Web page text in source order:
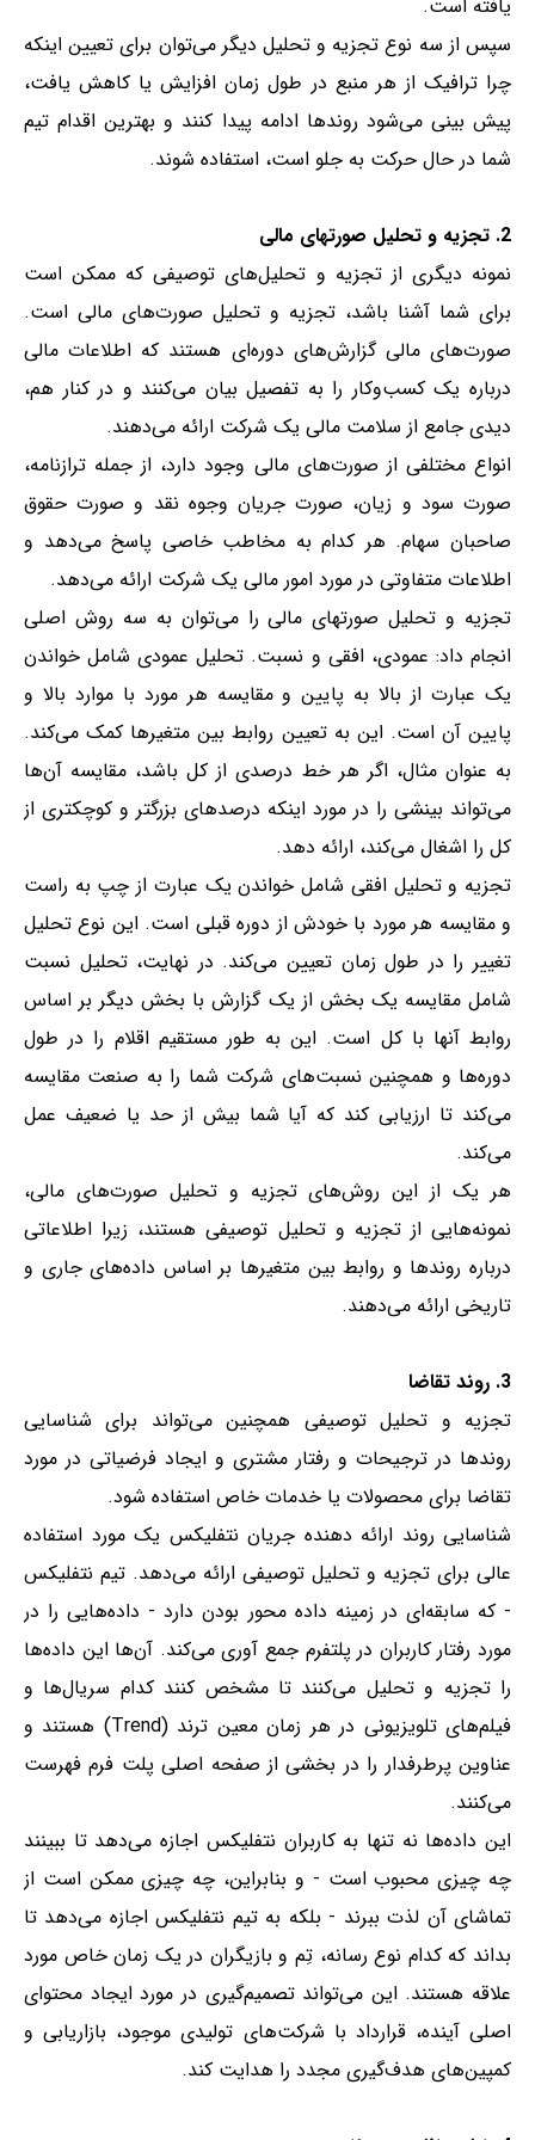
یافته است.
سپس از سه نوع تجزیه و تحلیل دیگر می‌توان برای تعیین اینکه
چرا ترافیک از هر منبع در طول زمان افزایش یا کاهش یافت،
پیش بینی می‌شود روندها ادامه پیدا کنند و بهترین اقدام تیم
شما در حال حرکت به جلو است، استفاده شوند.
نمونه دیگری از تجزیه و تحلیل‌های توصیفی که ممکن است
برای شما آشنا باشد، تجزیه و تحلیل صورت‌های مالی است.
صورت‌های مالی گزارش‌های دوره‌ای هستند که اطلاعات مالی
درباره یک کسب‌وکار را به تفصیل بیان می‌کنند و در کنار هم،
دیدی جامع از سلامت مالی یک شرکت ارائه می‌دهند.
انواع مختلفی از صورت‌های مالی وجود دارد، از جمله ترازنامه،
صورت سود و زیان، صورت جریان وجوه نقد و صورت حقوق
صاحبان سهام. هر کدام به مخاطب خاصی پاسخ می‌دهد و
اطلاعات متفاوتی در مورد امور مالی یک شرکت ارائه می‌دهد.
تجزیه و تحلیل صورتهای مالی را می‌توان به سه روش اصلی
انجام داد: عمودی، افقی و نسبت. تحلیل عمودی شامل خواندن
یک عبارت از بالا به پایین و مقایسه هر مورد با موارد بالا و
پایین آن است. این به تعیین روابط بین متغیرها کمک می‌کند.
به عنوان مثال، اگر هر خط درصدی از کل باشد، مقایسه آن‌ها
می‌تواند بینشی را در مورد اینکه درصدهای بزرگتر و کوچکتری از
کل را اشغال می‌کند، ارائه دهد.
تجزیه و تحلیل افقی شامل خواندن یک عبارت از چپ به راست
و مقایسه هر مورد با خودش از دوره قبلی است. این نوع تحلیل
تغییر را در طول زمان تعیین می‌کند. در نهایت، تحلیل نسبت
شامل مقایسه یک بخش از یک گزارش با بخش دیگر بر اساس
روابط آنها با کل است. این به طور مستقیم اقلام را در طول
دوره‌ها و همچنین نسبت‌های شرکت شما را به صنعت مقایسه
می‌کند تا ارزیابی کند که آیا شما بیش از حد یا ضعیف عمل
می‌کند.
هر یک از این روش‌های تجزیه و تحلیل صورت‌های مالی،
نمونه‌هایی از تجزیه و تحلیل توصیفی هستند، زیرا اطلاعاتی
درباره روندها و روابط بین متغیرها بر اساس داده‌های جاری و
تاریخی ارائه می‌دهند.
تجزیه و تحلیل توصیفی همچنین می‌تواند برای شناسایی
روندها در ترجیحات و رفتار مشتری و ایجاد فرضیاتی در مورد
تقاضا برای محصولات یا خدمات خاص استفاده شود.
شناسایی روند ارائه دهنده جریان نتفلیکس یک مورد استفاده
عالی برای تجزیه و تحلیل توصیفی ارائه می‌دهد. تیم نتفلیکس
- که سابقه‌ای در زمینه داده محور بودن دارد - داده‌هایی را در
مورد رفتار کاربران در پلتفرم جمع آوری می‌کند. آن‌ها این داده‌ها
را تجزیه و تحلیل می‌کنند تا مشخص کنند کدام سریال‌ها و
فیلم‌های تلویزیونی در هر زمان معین ‌ترند (Trend) هستند و
عناوین پرطرفدار را در بخشی از صفحه اصلی پلت فرم فهرست
می‌کنند.
این داده‌ها نه تنها به کاربران نتفلیکس اجازه می‌دهد تا ببینند
چه چیزی محبوب است - و بنابراین، چه چیزی ممکن است از
تماشای آن لذت ببرند - بلکه به تیم نتفلیکس اجازه می‌دهد تا
بداند که کدام نوع رسانه، تِم و بازیگران در یک زمان خاص مورد
علاقه هستند. این می‌تواند تصمیم‌گیری در مورد ایجاد محتوای
اصلی آینده، قرارداد با شرکت‌های تولیدی موجود، بازاریابی و
کمپین‌های هدف‌گیری مجدد را هدایت کند.